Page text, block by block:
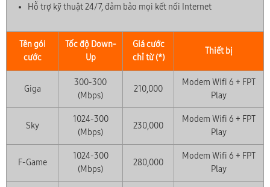
Hỗ trợ kỹ thuật 24/7, đảm bảo mọi kết nối Internet
Tên gói
cước
Tốc độ Down-
Up
Giá cước
chỉ từ (*)
Thiết bị
Giga
300-300
(Mbps)
210,000
Modem Wifi 6 + FPT
Play
Sky
1024-300
(Mbps)
230,000
Modem Wifi 6 + FPT
Play
F-Game
1024-300
(Mbps)
280,000
Modem Wifi 6 + FPT
Play